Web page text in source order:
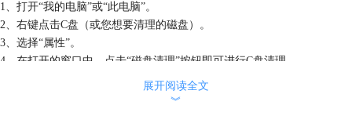
1、打开“我的电脑”或“此电脑”。
2、右键点击C盘（或您想要清理的磁盘）。
3、选择“属性”。
4、在打开的窗口中，点击“磁盘清理”按钮即可进行C盘清理。
展开阅读全文
︾